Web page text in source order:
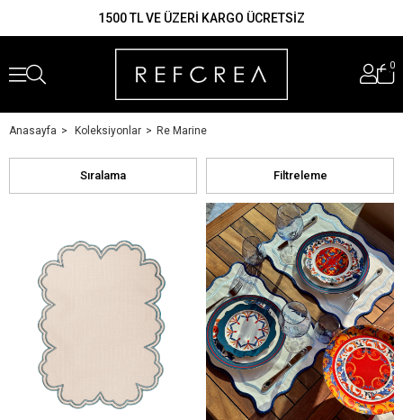
1500 TL VE ÜZERİ KARGO ÜCRETSİZ
KIRLENT KILIFI
KOKTEYL PEÇETESİ
2. ÜRÜNE %50 İNDİRİM
0
Anasayfa Koleksiyonlar Re Marine
Filtreleme
Sıralama